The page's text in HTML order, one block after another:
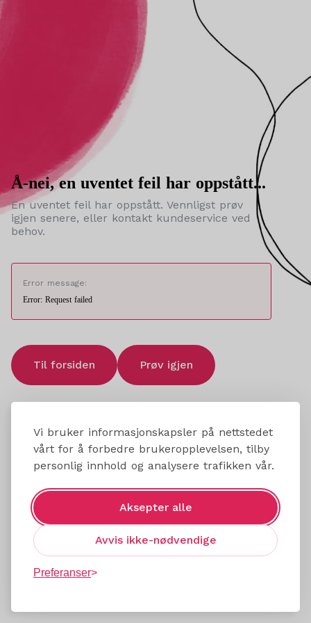
Vi bruker informasjonskapsler på nettstedet
vårt for å forbedre brukeropplevelsen, tilby
personlig innhold og analysere trafikken vår.
Aksepter alle
Avvis ikke-nødvendige
Preferanser
Å-nei, en uventet feil har oppstått...
En uventet feil har oppstått. Vennligst prøv
igjen senere, eller kontakt kundeservice ved
behov.
Error message:
Error: Request failed
Til forsiden Prøv igjen